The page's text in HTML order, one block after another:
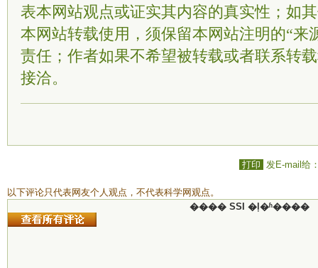
表本网站观点或证实其内容的真实性；如
本网站转载使用，须保留本网站注明的“来
责任；作者如果不希望被转载或者联系转
接洽。
打印 发E-mail给
以下评论只代表网友个人观点，不代表科学网观点。
���� SSI �ļ�ʱ����